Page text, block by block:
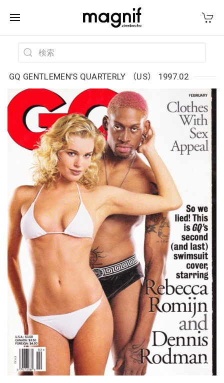
GQ GENTLEMEN'S QUARTERLY （US） 1997.02